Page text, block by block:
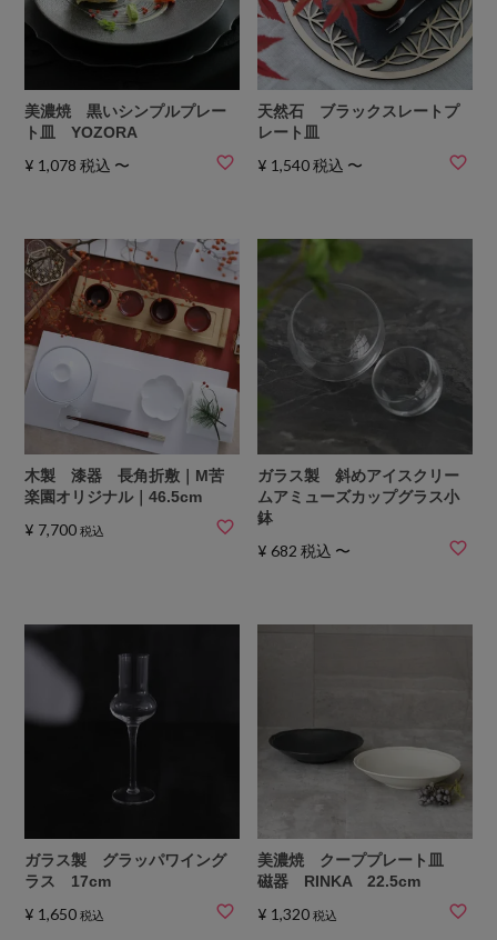
美濃焼 黒いシンプルプレー
ト皿 YOZORA
¥ 1,078 税込 〜
天然石 ブラックスレートプ
レート皿
¥ 1,540税込 〜
木製 漆器 長角折敷｜M苦
楽園オリジナル｜46.5cm
¥ 7,700 税込
ガラス製 斜めアイスクリー
ムアミューズカップグラス小
鉢
¥ 682 税込 〜
ガラス製 グラッパワイング
ラス 17cm
¥ 1,650 税込
美濃焼 クーププレート皿
磁器 RINKA 22.5cm
¥ 1,320 税込